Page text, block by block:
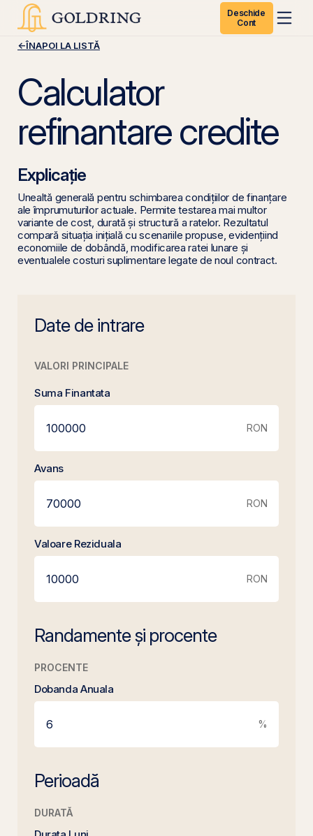
Deschide
Cont
←ÎNAPOI LA LISTĂ
Calculator
refinantare credite
Explicație
Unealtă generală pentru schimbarea condițiilor de finanțare
ale împrumuturilor actuale. Permite testarea mai multor
variante de cost, durată și structură a ratelor. Rezultatul
compară situația inițială cu scenariile propuse, evidențiind
economiile de dobândă, modificarea ratei lunare și
eventualele costuri suplimentare legate de noul contract.
Date de intrare
VALORI PRINCIPALE
Suma Finantata
RON
Avans
RON
Valoare Reziduala
RON
Randamente și procente
PROCENTE
Dobanda Anuala
%
Perioadă
DURATĂ